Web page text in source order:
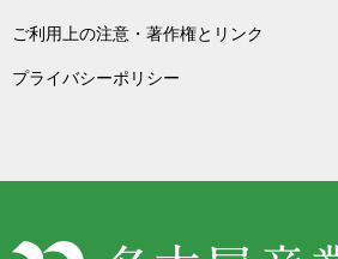
ご利用上の注意・著作権とリンク
プライバシーポリシー